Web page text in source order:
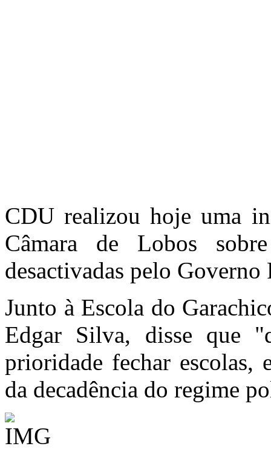
CDU realizou hoje uma
Câmara de Lobos
desactivadas pelo
Junto à Escola do
Edgar Silva, disse que
prioridade fechar escolas,
da decadência do regime